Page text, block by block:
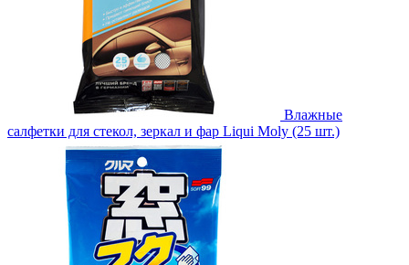
Влажные
салфетки для стекол, зеркал и фар Liqui Moly (25 шт.)